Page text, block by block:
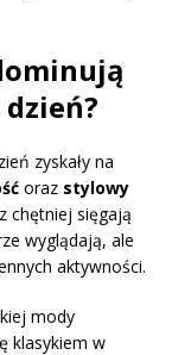
zyskały na
oraz stylowy
chętniej sięgają
wyglądają, ale
aktywności.
mody
klasykiem w